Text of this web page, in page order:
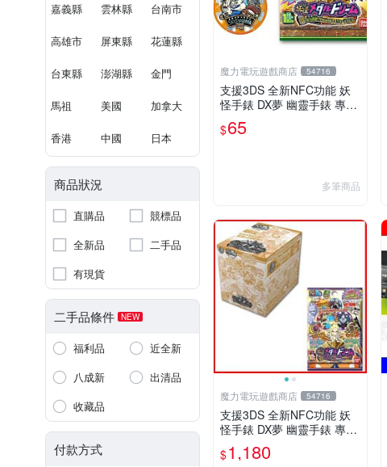
嘉義縣 雲林縣 台南市
高雄市 屏東縣 花蓮縣
台東縣 澎湖縣 金門
馬祖 美國 加拿大
香港 中國 日本
商品狀況
直購品
競標品
全新品
二手品
有現貨
二手品條件 NEW
福利品
近全新
八成新
出清品
收藏品
付款方式
魔力電玩遊戲商店 54716
支援3DS 全新NFC功能 妖
怪手錶 DX夢 幽靈手錶 專用
徽章 夢04 妖氣解放 魔法能
量釋放 單包【板橋魔力】
$65
多筆商品
魔力電玩遊戲商店 54716
支援3DS 全新NFC功能 妖
怪手錶 DX夢 幽靈手錶 專用
徽章 夢05 神妖怪 神降臨 整
盒20包【板橋魔力】
$1,180